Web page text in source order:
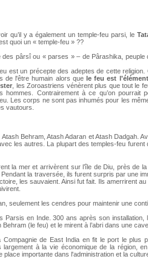
qu’il y a également un temple-feu parsi, le
quoi un « temple-feu » ??
pârsî ou « parses » – de Pârashika, peuple
est un précepte des adeptes de cette religion.
de l'être humain alors que le feu est
, les Zoroastriens vénèrent plus que tout le
hommes. Contrairement à ce qu’on pourrait
Les corps ne sont pas inhumés pour les
vautours.
Behram, Atash Adaran et Atash Dadgah.
les autres. La plupart des temples-feu furent
la mer et arrivèrent sur l’île de Diu, près de
la traversée, ils furent surpris par une
les sauvaient. Ainsi fut fait. Ils amerrirent
seulement les cendres pour maintenir une
Parsis en Inde. 300 ans après son
(le feu) et le mirent à l’abri dans une
de East India en fit le port le plus
à la vie économique de la région,
importante dans l'administration et la